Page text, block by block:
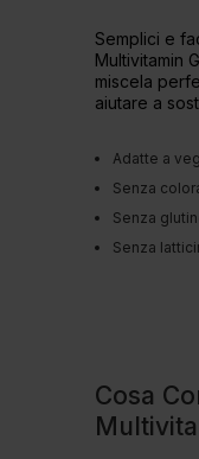
Semplici e
Multivitamin
miscela
aiutare a
Adatte a
Senza
Senza
Senza
Cosa